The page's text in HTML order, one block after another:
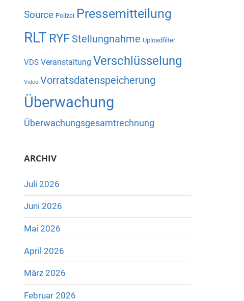
Source Polizei Pressemitteilung
RLT RYF Stellungnahme Uploadfilter
VDS Veranstaltung Verschlüsselung
Video Vorratsdatenspeicherung
Überwachung
Überwachungsgesamtrechnung
ARCHIV
Juli 2026
Juni 2026
Mai 2026
April 2026
März 2026
Februar 2026